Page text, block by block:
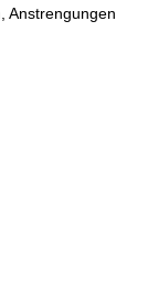
Anstrengungen